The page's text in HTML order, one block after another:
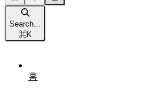
Search...
⌘K
홈